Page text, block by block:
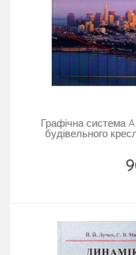
Графічна система
будівельного